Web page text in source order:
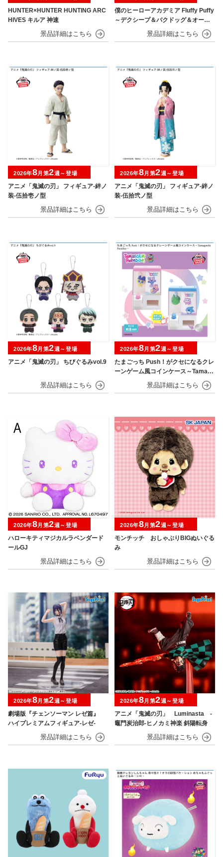
HUNTER×HUNTER HUNTING ARC
HIVES キルア 神速
僕のヒーローアカデミア Fluffy Puffy
～デクシープ＆バクドッグ＆オール
マイゴート～
アニメ「鬼滅の刃」 フィギュア-絆ノ
装-伍拾壱ノ型
2026年8月第2週～登場
アニメ「鬼滅の刃」 フィギュア-絆ノ
装-伍拾弐ノ型
2026年8月第2週～登場
アニメ「鬼滅の刃」 ちびぐるみvol.9
2026年8月第2週～登場
たまごっち Push！がクセになるクレ
ーンゲーム風コインケース～Tamago
tchi Paradise～
2026年8月第2週～登場
ハローキティマジカルラベンダード
ールGJ
2026年8月第2週～登場
モンチッチ おしゃぶりBIGぬいぐる
み
2026年8月第2週～登場
劇場版『チェンソーマン レゼ篇』
ハイプレミアムフィギュア‐レゼ‐
2026年8月第2週～登場
アニメ「鬼滅の刃」 Luminasta ‐
竈門炭治郎‐ヒノカミ神楽 斜陽転身
2026年8月第2週～登場